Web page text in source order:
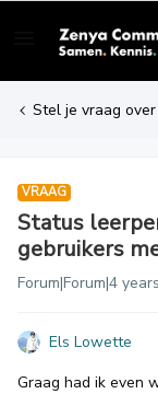
Stel je vraag
VRAAG
Status
gebruikers
Forum|Forum|4
Els Lowette
Graag had ik even